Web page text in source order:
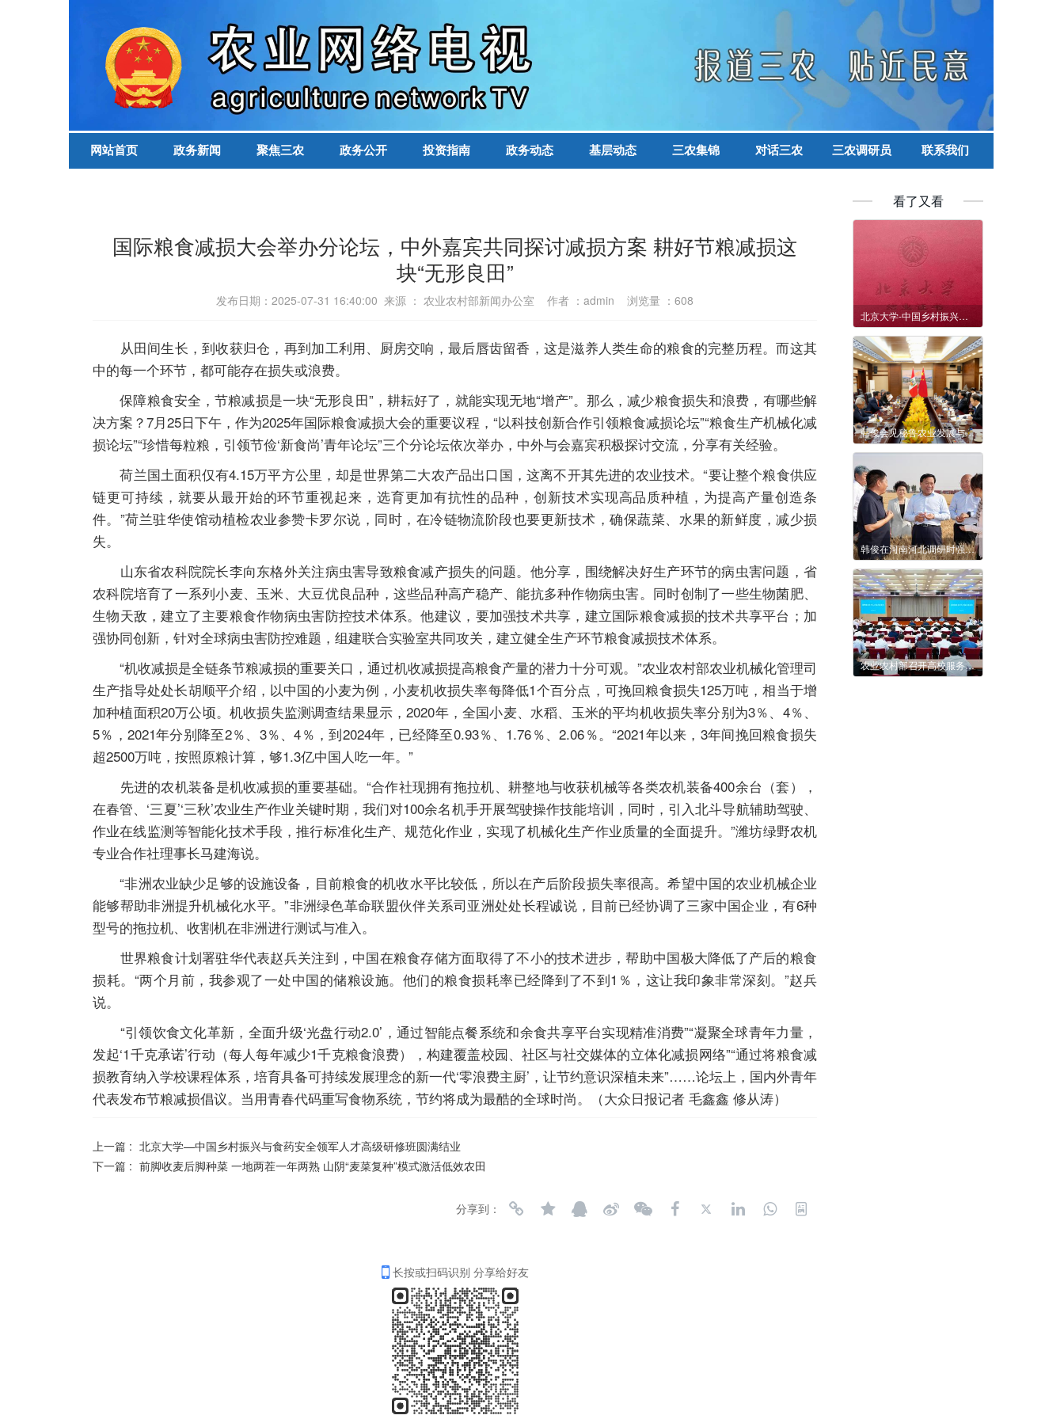
网站首页 政务新闻 聚焦三农 政务公开 投资指南 政务动态 基层动态 三农集锦 对话三农 三农调研员 联系我们
国际粮食减损大会举办分论坛，中外嘉宾共同探讨减损方案 耕好节粮减损这
块“无形良田”
发布日期：2025-07-31 16:40:00 来源 ： 农业农村部新闻办公室 作者 ：admin 浏览量 ： 608
从田间生长，到收获归仓，再到加工利用、厨房交响，最后唇齿留香，这是滋养人类生命的粮食的完整历程。而这其
中的每一个环节，都可能存在损失或浪费。
保障粮食安全，节粮减损是一块“无形良田”，耕耘好了，就能实现无地“增产”。那么，减少粮食损失和浪费，有哪些解
决方案？7月25日下午，作为2025年国际粮食减损大会的重要议程，“以科技创新合作引领粮食减损论坛”“粮食生产机械化减
损论坛”“珍惜每粒粮，引领节俭‘新食尚’青年论坛”三个分论坛依次举办，中外与会嘉宾积极探讨交流，分享有关经验。
荷兰国土面积仅有4.15万平方公里，却是世界第二大农产品出口国，这离不开其先进的农业技术。“要让整个粮食供应
链更可持续，就要从最开始的环节重视起来，选育更加有抗性的品种，创新技术实现高品质种植，为提高产量创造条
件。”荷兰驻华使馆动植检农业参赞卡罗尔说，同时，在冷链物流阶段也要更新技术，确保蔬菜、水果的新鲜度，减少损
失。
山东省农科院院长李向东格外关注病虫害导致粮食减产损失的问题。他分享，围绕解决好生产环节的病虫害问题，省
农科院培育了一系列小麦、玉米、大豆优良品种，这些品种高产稳产、能抗多种作物病虫害。同时创制了一些生物菌肥、
生物天敌，建立了主要粮食作物病虫害防控技术体系。他建议，要加强技术共享，建立国际粮食减损的技术共享平台；加
强协同创新，针对全球病虫害防控难题，组建联合实验室共同攻关，建立健全生产环节粮食减损技术体系。
“机收减损是全链条节粮减损的重要关口，通过机收减损提高粮食产量的潜力十分可观。”农业农村部农业机械化管理司
生产指导处处长胡顺平介绍，以中国的小麦为例，小麦机收损失率每降低1个百分点，可挽回粮食损失125万吨，相当于增
加种植面积20万公顷。机收损失监测调查结果显示，2020年，全国小麦、水稻、玉米的平均机收损失率分别为3％、4％、
5％，2021年分别降至2％、3％、4％，到2024年，已经降至0.93％、1.76％、2.06％。“2021年以来，3年间挽回粮食损失
超2500万吨，按照原粮计算，够1.3亿中国人吃一年。”
先进的农机装备是机收减损的重要基础。“合作社现拥有拖拉机、耕整地与收获机械等各类农机装备400余台（套），
在春管、‘三夏’‘三秋’农业生产作业关键时期，我们对100余名机手开展驾驶操作技能培训，同时，引入北斗导航辅助驾驶、
作业在线监测等智能化技术手段，推行标准化生产、规范化作业，实现了机械化生产作业质量的全面提升。”潍坊绿野农机
专业合作社理事长马建海说。
“非洲农业缺少足够的设施设备，目前粮食的机收水平比较低，所以在产后阶段损失率很高。希望中国的农业机械企业
能够帮助非洲提升机械化水平。”非洲绿色革命联盟伙伴关系司亚洲处处长程诚说，目前已经协调了三家中国企业，有6种
型号的拖拉机、收割机在非洲进行测试与准入。
世界粮食计划署驻华代表赵兵关注到，中国在粮食存储方面取得了不小的技术进步，帮助中国极大降低了产后的粮食
损耗。“两个月前，我参观了一处中国的储粮设施。他们的粮食损耗率已经降到了不到1％，这让我印象非常深刻。”赵兵
说。
“引领饮食文化革新，全面升级‘光盘行动2.0’，通过智能点餐系统和余食共享平台实现精准消费”“凝聚全球青年力量，
发起‘1千克承诺’行动（每人每年减少1千克粮食浪费），构建覆盖校园、社区与社交媒体的立体化减损网络”“通过将粮食减
损教育纳入学校课程体系，培育具备可持续发展理念的新一代‘零浪费主厨’，让节约意识深植未来”……论坛上，国内外青年
代表发布节粮减损倡议。当用青春代码重写食物系统，节约将成为最酷的全球时尚。（大众日报记者 毛鑫鑫 修从涛）
上一篇 : 北京大学—中国乡村振兴与食药安全领军人才高级研修班圆满结业
下一篇 : 前脚收麦后脚种菜 一地两茬一年两熟 山阴“麦菜复种”模式激活低效农田
分享到：
长按或扫码识别 分享给好友
看了又看
北京大学-中国乡村振兴与食药安全领军人才高级研修班即将开班
韩俊会见秘鲁农业发展与灌溉部部长马内罗
韩俊在河南河北调研时强调 扎实推进粮油作物大面积单产提升行动 全力以赴夯实全年粮食丰收基础
农业农村部召开高校服务乡村人才振兴座谈会强调 部校合力推进乡村人才振兴 为加快建设农业强国提供强有力的人才和智力支撑